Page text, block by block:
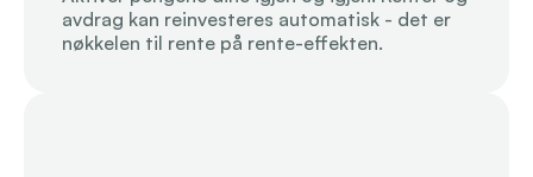
avdrag kan reinvesteres automatisk - det er
nøkkelen til rente på rente-effekten.